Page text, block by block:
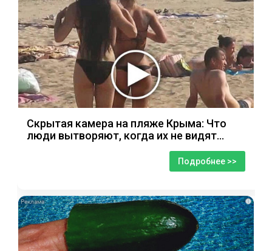
Скрытая камера на пляже Крыма: Что
люди вытворяют, когда их не видят...
Подробнее >>
i